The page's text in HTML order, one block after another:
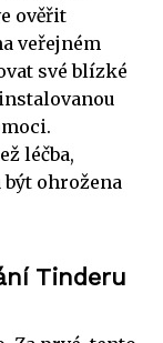
ověřit
veřejném
své blízké
léčba,
být ohrožena
Tinderu